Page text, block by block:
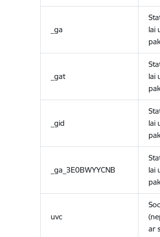
_ga
lai
_gat
lai
_gid
lai
_ga_3E0BWYYCNB
lai
uvc
ar